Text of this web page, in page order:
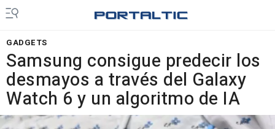
GADGETS
Samsung consigue predecir los
desmayos a través del Galaxy
Watch 6 y un algoritmo de IA